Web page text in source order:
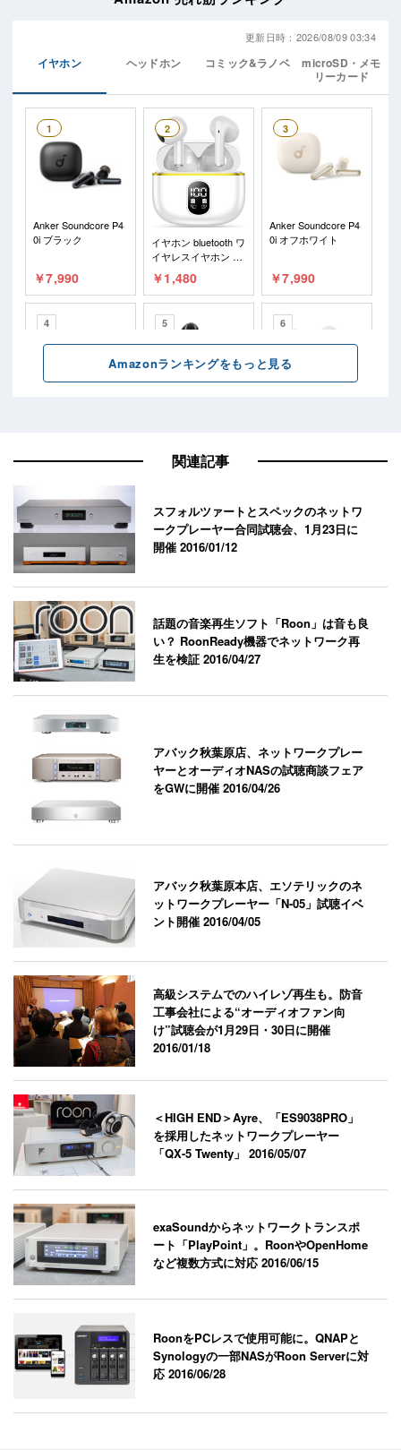
関連記事
スフォルツァートとスペックのネットワ
ークプレーヤー合同試聴会、1月23日に
開催2016/01/12
話題の音楽再生ソフト「Roon」は音も良
い？ RoonReady機器でネットワーク再
生を検証2016/04/27
アバック秋葉原店、ネットワークプレー
ヤーとオーディオNASの試聴商談フェア
をGWに開催2016/04/26
アバック秋葉原本店、エソテリックのネ
ットワークプレーヤー「N-05」試聴イベ
ント開催2016/04/05
高級システムでのハイレゾ再生も。防音
工事会社による“オーディオファン向
け”試聴会が1月29日・30日に開催
2016/01/18
＜HIGH END＞Ayre、「ES9038PRO」
を採用したネットワークプレーヤー
「QX-5 Twenty」2016/05/07
exaSoundからネットワークトランスポ
ート「PlayPoint」。RoonやOpenHome
など複数方式に対応2016/06/15
RoonをPCレスで使用可能に。QNAPと
Synologyの一部NASがRoon Serverに対
応2016/06/28